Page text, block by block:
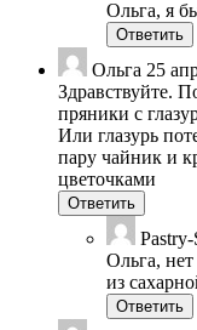
Ольга, я
Ответить
Ольга 25
Здравствуйте.
пряники с
Или глазурь
пару чайник и
цветочками
Ответить
Ольга,
из
Ответить